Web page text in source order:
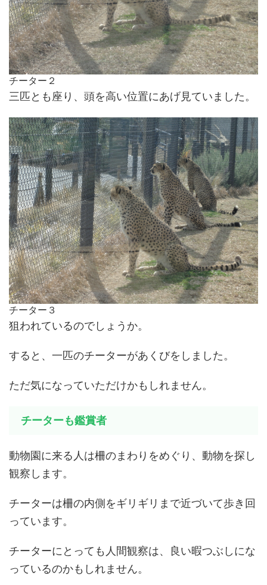
チーター２
三匹とも座り、頭を高い位置にあげ見ていました。
チーター３
狙われているのでしょうか。
すると、一匹のチーターがあくびをしました。
ただ気になっていただけかもしれません。
チーターも鑑賞者
動物園に来る人は柵のまわりをめぐり、動物を探し
観察します。
チーターは柵の内側をギリギリまで近づいて歩き回
っています。
チーターにとっても人間観察は、良い暇つぶしにな
っているのかもしれません。